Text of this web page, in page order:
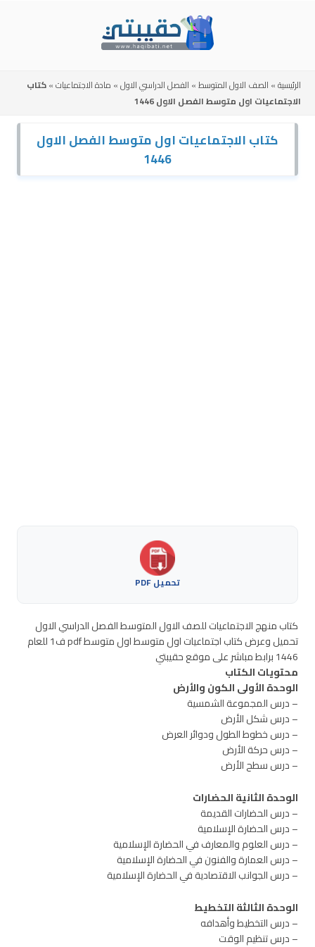
الرئيسية» الصف الاول المتوسط» الفصل الدراسي الاول» مادة الاجتماعيات»كتاب
الاجتماعيات اول متوسط الفصل الاول 1446
كتاب الاجتماعيات اول متوسط الفصل الاول
1446
تحميل PDF
كتاب منهج الاجتماعيات للصف الاول المتوسط الفصل الدراسي الاول
تحميل وعرض كتاب اجتماعيات اول متوسط اول متوسط pdf ف1 للعام
1446 برابط مباشر على موقع حقيبتي
محتويات الكتاب
الوحدة الأولى الكون والأرض
– درس المجموعة الشمسية
– درس شكل الأرض
– درس خطوط الطول ودوائر العرض
– درس حركة الأرض
– درس سطح الأرض
الوحدة الثانية الحضارات
– درس الحضارات القديمة
– درس الحضارة الإسلامية
– درس العلوم والمعارف في الحضارة الإسلامية
– درس العمارة والفنون في الحضارة الإسلامية
– درس الجوانب الاقتصادية في الحضارة الإسلامية
الوحدة الثالثة التخطيط
– درس التخطيط وأهدافه
– درس تنظيم الوقت